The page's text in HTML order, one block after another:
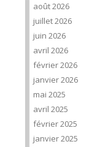
août 2026
juillet 2026
juin 2026
avril 2026
février 2026
janvier 2026
mai 2025
avril 2025
février 2025
janvier 2025